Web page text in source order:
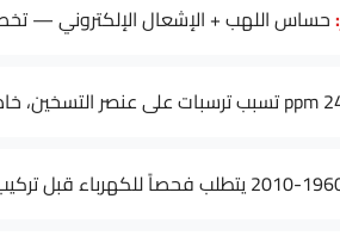
حساس اللهب + الإشعال الإلكتروني —